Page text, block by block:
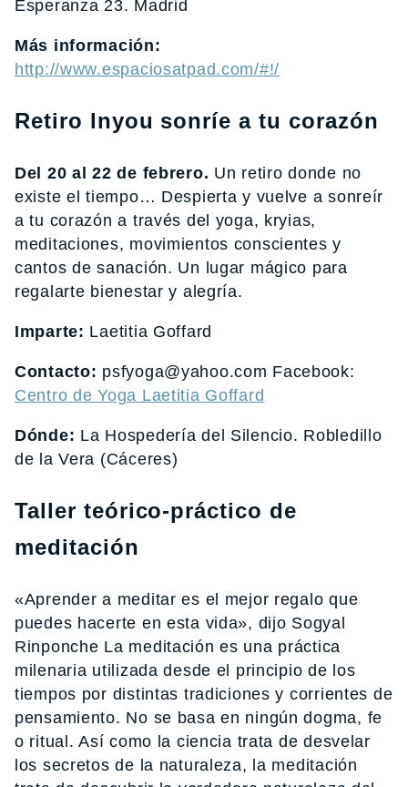
Esperanza 23. Madrid
Más información:
http://www.espaciosatpad.com/#!/
Retiro Inyou sonríe a tu corazón
Del 20 al 22 de febrero. Un retiro donde no
existe el tiempo… Despierta y vuelve a sonreír
a tu corazón a través del yoga, kryias,
meditaciones, movimientos conscientes y
cantos de sanación. Un lugar mágico para
regalarte bienestar y alegría.
Imparte: Laetitia Goffard
Contacto: psfyoga@yahoo.com Facebook:
Centro de Yoga Laetitia Goffard
Dónde: La Hospedería del Silencio. Robledillo
de la Vera (Cáceres)
Taller teórico-práctico de
meditación
«Aprender a meditar es el mejor regalo que
puedes hacerte en esta vida», dijo Sogyal
Rinponche La meditación es una práctica
milenaria utilizada desde el principio de los
tiempos por distintas tradiciones y corrientes de
pensamiento. No se basa en ningún dogma, fe
o ritual. Así como la ciencia trata de desvelar
los secretos de la naturaleza, la meditación